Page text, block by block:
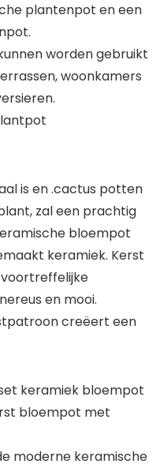
plantenpot en een
worden gebruikt
woonkamers
is en .cactus potten
zal een prachtig
bloempot
keramiek. Kerst
en mooi.
creëert een
set keramiek bloempot
bloempot met
moderne keramische